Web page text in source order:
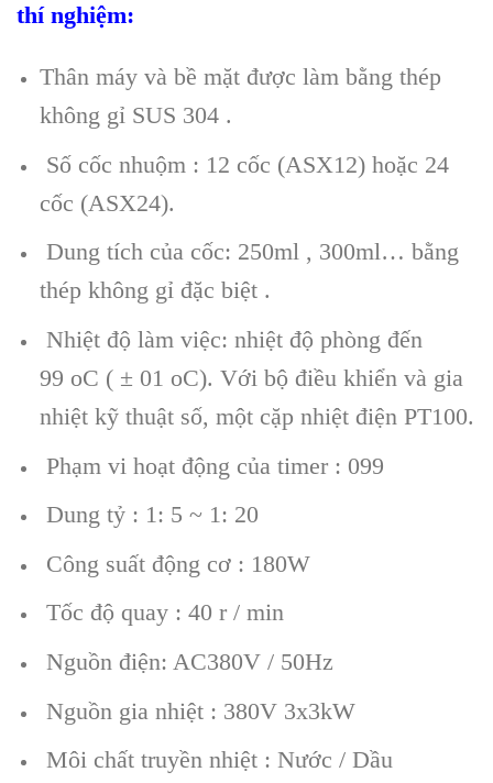
thí nghiệm:
Thân máy và bề mặt được làm bằng thép
không gỉ SUS 304 .
Số cốc nhuộm : 12 cốc (ASX12) hoặc 24
cốc (ASX24).
Dung tích của cốc: 250ml , 300ml… bằng
thép không gỉ đặc biệt .
Nhiệt độ làm việc: nhiệt độ phòng đến
99 oC ( ± 01 oC). Với bộ điều khiển và gia
nhiệt kỹ thuật số, một cặp nhiệt điện PT100.
Phạm vi hoạt động của timer : 099
Dung tỷ : 1: 5 ~ 1: 20
Công suất động cơ : 180W
Tốc độ quay : 40 r / min
Nguồn điện: AC380V / 50Hz
Nguồn gia nhiệt : 380V 3x3kW
Môi chất truyền nhiệt : Nước / Dầu